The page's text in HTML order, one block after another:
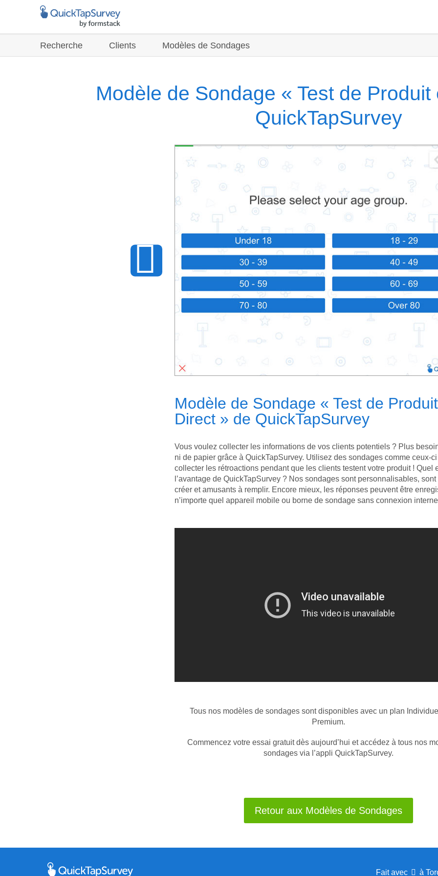
Recherche Clients Modèles de Sondages
Modèle de Sondage « Test de
QuickTapSurvey
Modèle de Sondage « Test de
Direct » de QuickTapSurvey
Vous voulez collecter les informations de vos clients potentiels ? Plus
ni de papier grâce à QuickTapSurvey. Utilisez des sondages comme ceux-
collecter les rétroactions pendant que les clients testent votre produit ! Quel
l’avantage de QuickTapSurvey ? Nos sondages sont personnalisables,
créer et amusants à remplir. Encore mieux, les réponses peuvent être
n’importe quel appareil mobile ou borne de sondage sans connexion
Tous nos modèles de sondages sont disponibles avec un plan
Premium.
Commencez votre essai gratuit dès aujourd’hui et accédez à tous nos
sondages via l’appli QuickTapSurvey.
Retour aux Modèles de Sondages
Fait avec à